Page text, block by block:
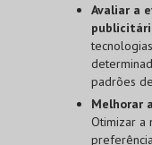
Avaliar a
padrões
Melhorar
Otimizar a